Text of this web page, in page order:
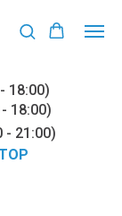
18:00)
18:00)
- 21:00)